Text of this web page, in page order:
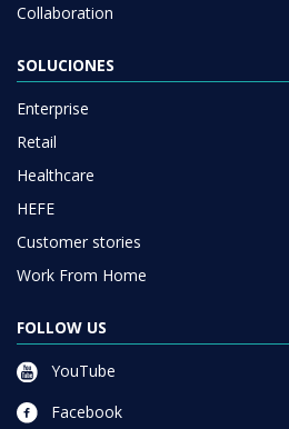
Collaboration
SOLUCIONES
Enterprise
Retail
Healthcare
HEFE
Customer stories
Work From Home
FOLLOW US
YouTube
Facebook